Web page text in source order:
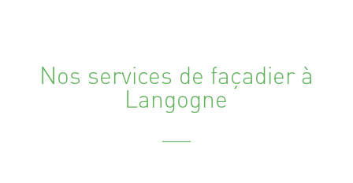
Nos services de façadier à
Langogne